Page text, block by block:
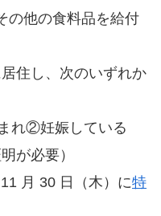
の他の食料品を給付
住し、次のいずれか
れ②妊娠している
が必要）
月 30 日（木）に特